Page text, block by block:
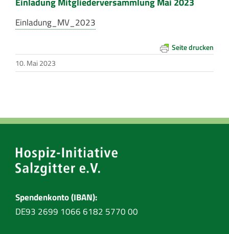
Einladung_MV_2023
Seite drucken
10. Mai 2023
Spendenkonto (IBAN):
DE93 2699 1066 6182 5770 00